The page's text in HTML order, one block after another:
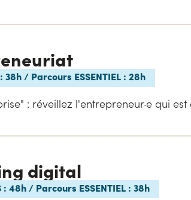
/ Parcours ESSENTIEL : 28h
: réveillez l'entrepreneur·e qui est
digital
48h / Parcours ESSENTIEL : 38h